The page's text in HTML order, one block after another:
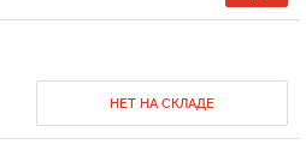
НЕТ НА СКЛАДЕ